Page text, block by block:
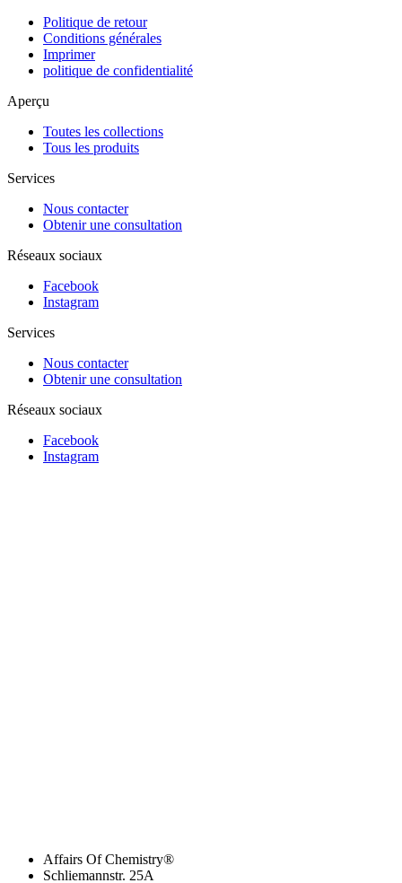
Politique de retour
Conditions générales
Imprimer
politique de confidentialité
Aperçu
Toutes les collections
Tous les produits
Services
Nous contacter
Obtenir une consultation
Réseaux sociaux
Facebook
Instagram
Services
Nous contacter
Obtenir une consultation
Réseaux sociaux
Facebook
Instagram
Affairs Of Chemistry®
Schliemannstr. 25A